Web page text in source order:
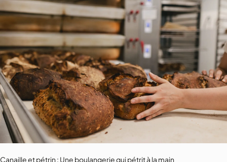
Canaille et pétrin : Une boulangerie qui pétrit à la main